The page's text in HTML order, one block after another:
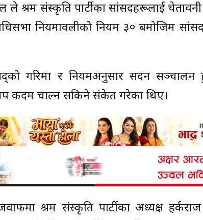
ले श्रम संस्कृति पार्टीका सांसदहरूलाई
नियमावलीको नियम ३० बमोजिम
गरिमा र नियमअनुसार सदन सञ्चालन
कदम चाल्न सकिने संकेत गरेका थिए।
श्रम संस्कृति पार्टीका अध्यक्ष